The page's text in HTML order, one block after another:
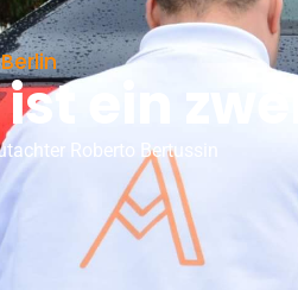
ein
Roberto Bertussin